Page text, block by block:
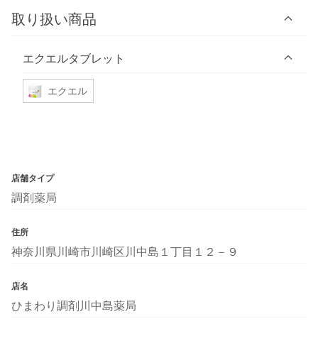
取り扱い商品
エクエルタブレット
エクエル
店舗タイプ
調剤薬局
住所
神奈川県川崎市川崎区川中島１丁目１２－９
店名
ひまわり調剤川中島薬局